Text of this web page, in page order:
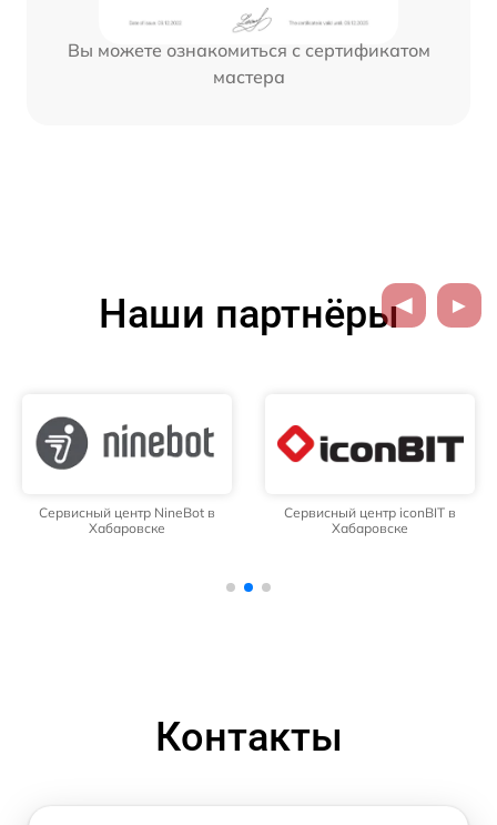
Вы можете ознакомиться с сертификатом
мастера
Наши партнёры
Сервисный центр NineBot в
Хабаровске
Сервисный центр iconBIT в
Хабаровске
Контакты